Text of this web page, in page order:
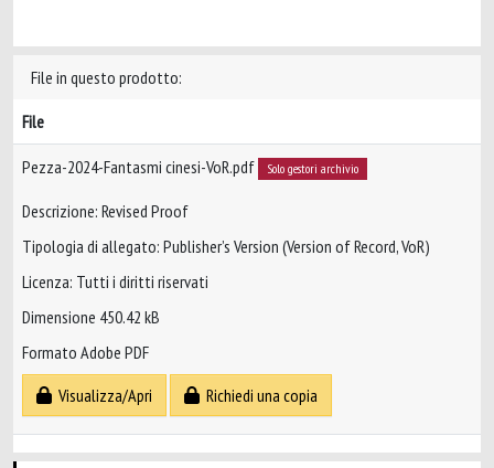
File in questo prodotto:
File
Pezza-2024-Fantasmi cinesi-VoR.pdf Solo gestori archivio
Descrizione: Revised Proof
Tipologia di allegato: Publisher’s Version (Version of Record, VoR)
Licenza: Tutti i diritti riservati
Dimensione 450.42 kB
Formato Adobe PDF
Visualizza/Apri
Richiedi una copia